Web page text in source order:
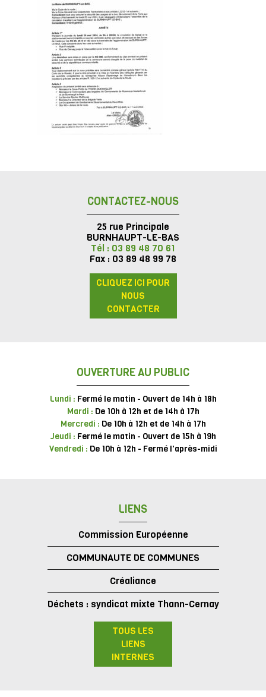
CONTACTEZ-NOUS
25 rue Principale
BURNHAUPT-LE-BAS
Tél : 03 89 48 70 61
Fax : 03 89 48 99 78
CLIQUEZ ICI POUR
NOUS
CONTACTER
OUVERTURE AU PUBLIC
Lundi : Fermé le matin - Ouvert de 14h à 18h
Mardi : De 10h à 12h et de 14h à 17h
Mercredi : De 10h à 12h et de 14h à 17h
Jeudi : Fermé le matin - Ouvert de 15h à 19h
Vendredi : De 10h à 12h - Fermé l'après-midi
LIENS
Commission Européenne
COMMUNAUTE DE COMMUNES
Créaliance
Déchets : syndicat mixte Thann-Cernay
TOUS LES
LIENS
INTERNES